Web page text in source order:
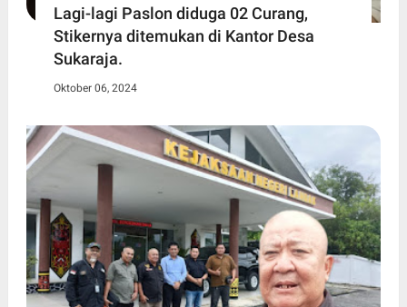
Lagi-lagi Paslon diduga 02 Curang,
Stikernya ditemukan di Kantor Desa
Sukaraja.
Oktober 06, 2024